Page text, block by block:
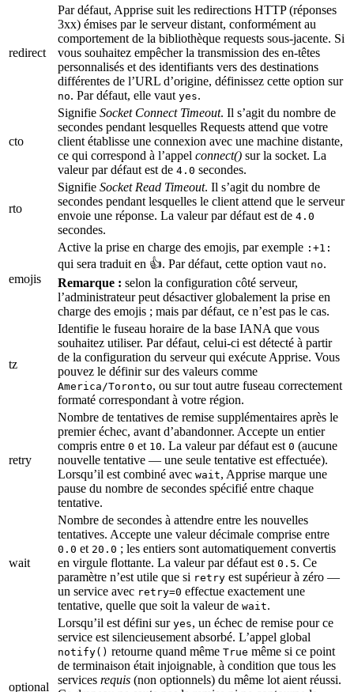
redirect
Par défaut, Apprise suit les redirections HTTP (réponses
3xx) émises par le serveur distant, conformément au
comportement de la bibliothèque requests sous-jacente. Si
vous souhaitez empêcher la transmission des en-têtes
personnalisés et des identifiants vers des destinations
différentes de l’URL d’origine, définissez cette option sur
no. Par défaut, elle vaut yes.
cto
Signifie Socket Connect Timeout. Il s’agit du nombre de
secondes pendant lesquelles Requests attend que votre
client établisse une connexion avec une machine distante,
ce qui correspond à l’appel connect() sur la socket. La
valeur par défaut est de 4.0 secondes.
rto
Signifie Socket Read Timeout. Il s’agit du nombre de
secondes pendant lesquelles le client attend que le serveur
envoie une réponse. La valeur par défaut est de 4.0
secondes.
emojis
Active la prise en charge des emojis, par exemple :+1:
qui sera traduit en 👍. Par défaut, cette option vaut no.
Remarque : selon la configuration côté serveur,
l’administrateur peut désactiver globalement la prise en
charge des emojis ; mais par défaut, ce n’est pas le cas.
tz
Identifie le fuseau horaire de la base IANA que vous
souhaitez utiliser. Par défaut, celui-ci est détecté à partir
de la configuration du serveur qui exécute Apprise. Vous
pouvez le définir sur des valeurs comme
America/Toronto, ou sur tout autre fuseau correctement
formaté correspondant à votre région.
retry
Nombre de tentatives de remise supplémentaires après le
premier échec, avant d’abandonner. Accepte un entier
compris entre 0 et 10. La valeur par défaut est 0 (aucune
nouvelle tentative — une seule tentative est effectuée).
Lorsqu’il est combiné avec wait, Apprise marque une
pause du nombre de secondes spécifié entre chaque
tentative.
wait
Nombre de secondes à attendre entre les nouvelles
tentatives. Accepte une valeur décimale comprise entre
0.0 et 20.0 ; les entiers sont automatiquement convertis
en virgule flottante. La valeur par défaut est 0.5. Ce
paramètre n’est utile que si retry est supérieur à zéro —
un service avec retry=0 effectue exactement une
tentative, quelle que soit la valeur de wait.
optional
Lorsqu’il est défini sur yes, un échec de remise pour ce
service est silencieusement absorbé. L’appel global
notify() retourne quand même True même si ce point
de terminaison était injoignable, à condition que tous les
services requis (non optionnels) du même lot aient réussi.